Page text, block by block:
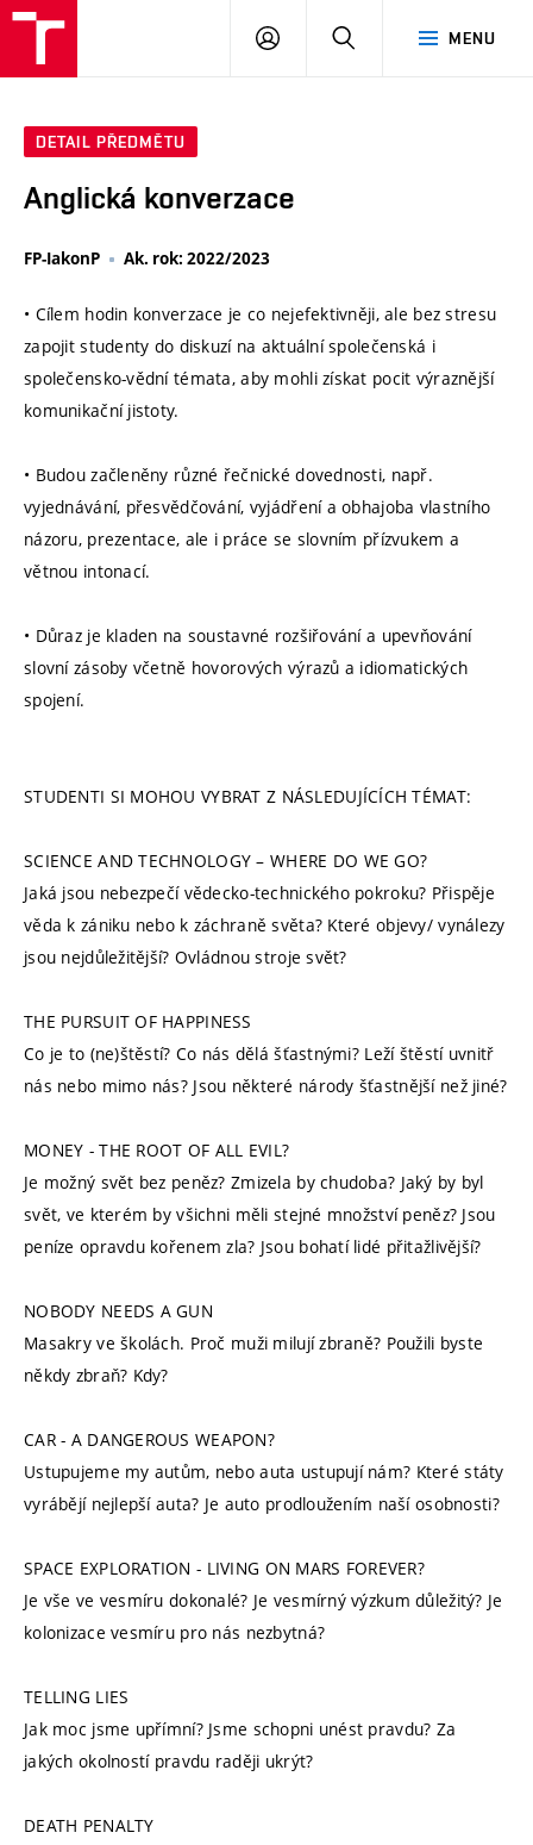
MENU
PŘIHLÁSIT
DETAIL PŘEDMĚTU
Anglická konverzace
FP-IakonP Ak. rok: 2022/2023
• Cílem hodin konverzace je co nejefektivněji, ale bez stresu
zapojit studenty do diskuzí na aktuální společenská i
společensko-vědní témata, aby mohli získat pocit výraznější
komunikační jistoty.
• Budou začleněny různé řečnické dovednosti, např.
vyjednávání, přesvědčování, vyjádření a obhajoba vlastního
názoru, prezentace, ale i práce se slovním přízvukem a
větnou intonací.
• Důraz je kladen na soustavné rozšiřování a upevňování
slovní zásoby včetně hovorových výrazů a idiomatických
spojení.
STUDENTI SI MOHOU VYBRAT Z NÁSLEDUJÍCÍCH TÉMAT:
SCIENCE AND TECHNOLOGY – WHERE DO WE GO?
Jaká jsou nebezpečí vědecko-technického pokroku? Přispěje
věda k zániku nebo k záchraně světa? Které objevy/ vynálezy
jsou nejdůležitější? Ovládnou stroje svět?
THE PURSUIT OF HAPPINESS
Co je to (ne)štěstí? Co nás dělá šťastnými? Leží štěstí uvnitř
nás nebo mimo nás? Jsou některé národy šťastnější než jiné?
MONEY - THE ROOT OF ALL EVIL?
Je možný svět bez peněz? Zmizela by chudoba? Jaký by byl
svět, ve kterém by všichni měli stejné množství peněz? Jsou
peníze opravdu kořenem zla? Jsou bohatí lidé přitažlivější?
NOBODY NEEDS A GUN
Masakry ve školách. Proč muži milují zbraně? Použili byste
někdy zbraň? Kdy?
CAR - A DANGEROUS WEAPON?
Ustupujeme my autům, nebo auta ustupují nám? Které státy
vyrábějí nejlepší auta? Je auto prodloužením naší osobnosti?
SPACE EXPLORATION - LIVING ON MARS FOREVER?
Je vše ve vesmíru dokonalé? Je vesmírný výzkum důležitý? Je
kolonizace vesmíru pro nás nezbytná?
TELLING LIES
Jak moc jsme upřímní? Jsme schopni unést pravdu? Za
jakých okolností pravdu raději ukrýt?
DEATH PENALTY